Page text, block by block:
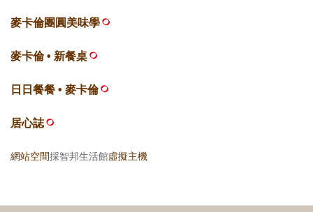
麥卡倫團圓美味學
麥卡倫 • 新餐桌
日日餐餐 • 麥卡倫
居心誌
網站空間採智邦生活館虛擬主機